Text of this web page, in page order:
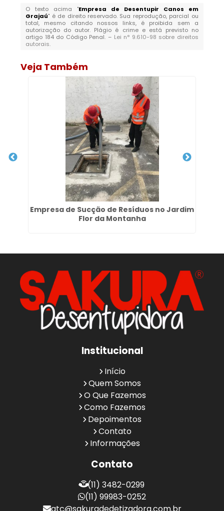
O texto acima "Empresa de Desentupir Canos em
Grajaú" é de direito reservado. Sua reprodução, parcial ou
total, mesmo citando nossos links, é proibida sem a
autorização do autor. Plágio é crime e está previsto no
artigo 184 do Código Penal. – Lei n° 9.610-98 sobre direitos
autorais.
Veja Também
Empresa de Sucção de Resíduos no Jardim
Flor da Montanha
Institucional
Início
Quem Somos
O Que Fazemos
Como Fazemos
Depoimentos
Contato
Informações
Contato
(11) 3482-0299
(11) 99983-0252